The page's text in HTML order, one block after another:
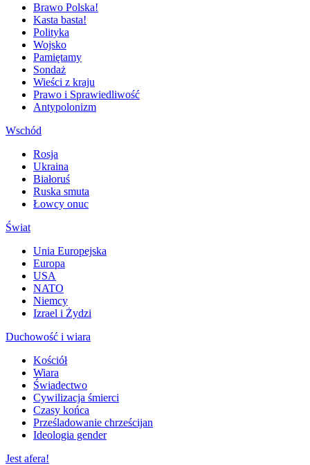
Brawo Polska!
Kasta basta!
Polityka
Wojsko
Pamiętamy
Sondaż
Wieści z kraju
Prawo i Sprawiedliwość
Antypolonizm
Wschód
Rosja
Ukraina
Białoruś
Ruska smuta
Łowcy onuc
Świat
Unia Europejska
Europa
USA
NATO
Niemcy
Izrael i Żydzi
Duchowość i wiara
Kościół
Wiara
Świadectwo
Cywilizacja śmierci
Czasy końca
Prześladowanie chrześcijan
Ideologia gender
Jest afera!